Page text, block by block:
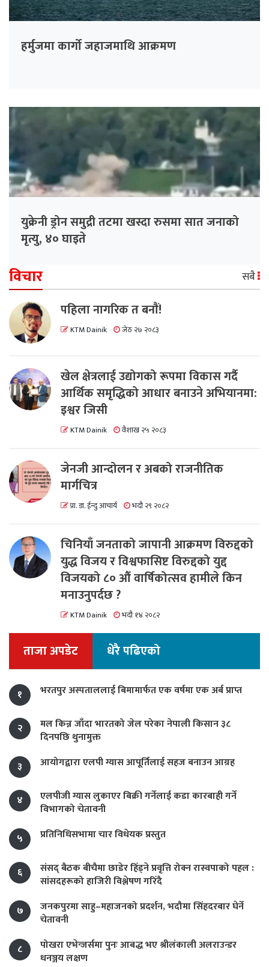
हर्मुजमा कार्गो जहाजमाथि आक्रमण
युक्रेनी ड्रोन समुद्री तटमा खस्दा रुसमा सात जनाको
मृत्यु, ४० घाइते
विचार सबै
पहिला नागरिक त बनाैं!
KTM Dainik जेठ २७ २०८३
खेल क्षेत्रलाई उद्योगको रूपमा विकास गर्दै
आर्थिक समृद्धिको आधार बनाउने अभियानमा:
इश्वर जिसी
KTM Dainik वैशाख २५ २०८३
जेनजी आन्दोलन र अबको राजनीतिक
मार्गचित्र
प्रा. डा. ईन्दु आचार्य भदौ २९ २०८२
चिनियाँ जनताको जापानी आक्रमण विरुद्दको
युद्ध विजय र विश्वफासिष्ट विरुद्दको युद्द
विजयको ८० औं वार्षिकोत्सव हामीले किन
मनाउनुपर्दछ ?
KTM Dainik भदौ १४ २०८२
ताजा अपडेट धेरै पढिएको
१ भरतपुर अस्पताललाई बिमामार्फत एक वर्षमा एक अर्ब प्राप्त
२
मल किन्न जाँदा भारतको जेल परेका नेपाली किसान ३८
दिनपछि थुनामुक्त
३
आयोगद्वारा एलपी ग्यास आपूर्तिलाई सहज बनाउन आग्रह
४
एलपीजी ग्यास लुकाएर बिक्री गर्नेलाई कडा कारबाही गर्ने
विभागको चेतावनी
५
प्रतिनिधिसभामा चार विधेयक प्रस्तुत
६
संसद् बैठक बीचैमा छाडेर हिँड्ने प्रवृत्ति रोक्न रास्वपाको पहल :
सांसदहरूको हाजिरी विश्लेषण गरिँदै
७
जनकपुरमा साहु–महाजनको प्रदर्शन, भदौमा सिंहदरबार घेर्ने
चेतावनी
८
पोखरा एभेन्जर्समा पुनः आबद्ध भए श्रीलंकाली अलराउन्डर
धनञ्जय लक्षण